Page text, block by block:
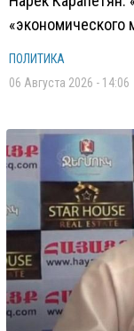
«экономического
ПОЛИТИКА
06 Августа 2026 - 14:06